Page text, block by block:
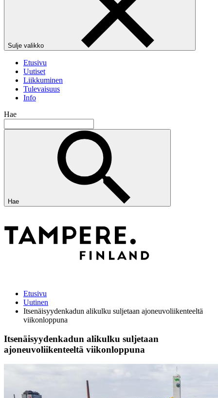
Sulje valikko
Etusivu
Uutiset
Liikkuminen
Tulevaisuus
Info
Hae
Hae
Etusivu
Uutinen
Itsenäisyydenkadun alikulku suljetaan ajoneuvoliikenteeltä
viikonloppuna
Itsenäisyydenkadun alikulku suljetaan
ajoneuvoliikenteeltä viikonloppuna